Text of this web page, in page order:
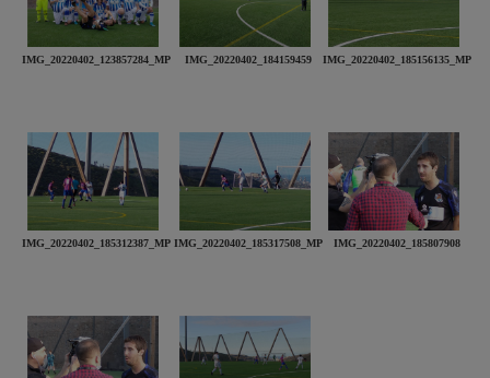
IMG_20220402_123857284_MP IMG_20220402_184159459 IMG_20220402_185156135_MP
IMG_20220402_185312387_MP IMG_20220402_185317508_MP IMG_20220402_185807908